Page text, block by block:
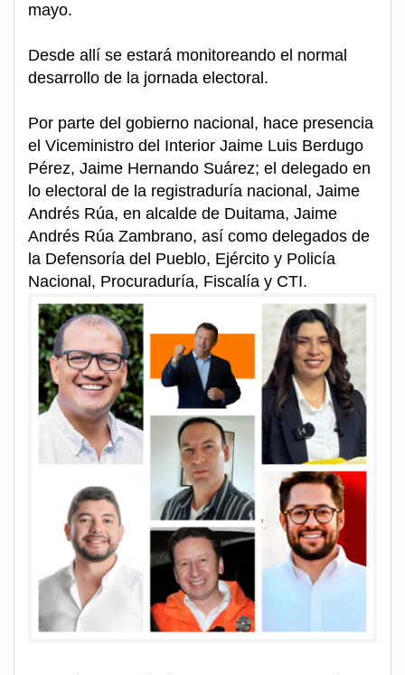
mayo.
Desde allí se estará monitoreando el normal
desarrollo de la jornada electoral.
Por parte del gobierno nacional, hace presencia
el Viceministro del Interior Jaime Luis Berdugo
Pérez, Jaime Hernando Suárez; el delegado en
lo electoral de la registraduría nacional, Jaime
Andrés Rúa, en alcalde de Duitama, Jaime
Andrés Rúa Zambrano, así como delegados de
la Defensoría del Pueblo, Ejército y Policía
Nacional, Procuraduría, Fiscalía y CTI.